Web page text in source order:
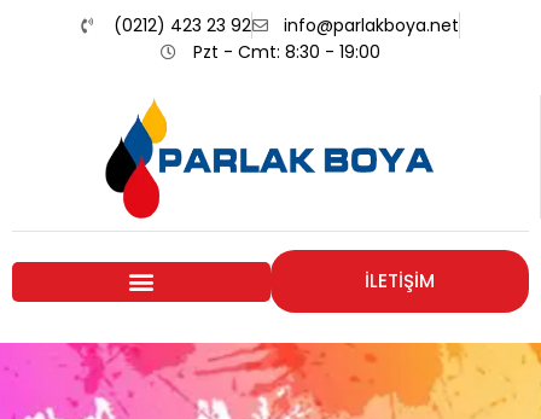
(0212) 423 23 92
info@parlakboya.net
Pzt - Cmt: 8:30 - 19:00
İLETİŞİM